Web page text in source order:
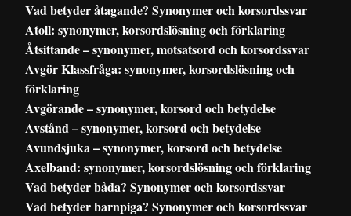
Vad betyder åtagande? Synonymer och korsordssvar
Atoll: synonymer, korsordslösning och förklaring
Åtsittande – synonymer, motsatsord och korsordssvar
Avgör Klassfråga: synonymer, korsordslösning och
förklaring
Avgörande – synonymer, korsord och betydelse
Avstånd – synonymer, korsord och betydelse
Avundsjuka – synonymer, korsord och betydelse
Axelband: synonymer, korsordslösning och förklaring
Vad betyder båda? Synonymer och korsordssvar
Vad betyder barnpiga? Synonymer och korsordssvar